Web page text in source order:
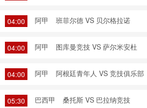
04:00 阿甲 班菲尔德 VS 贝尔格拉诺
04:00 阿甲 图库曼竞技 VS 萨尔米安杜
04:00 阿甲 阿根廷青年人 VS 竞技俱乐部
05:30 巴西甲 桑托斯 VS 巴拉纳竞技